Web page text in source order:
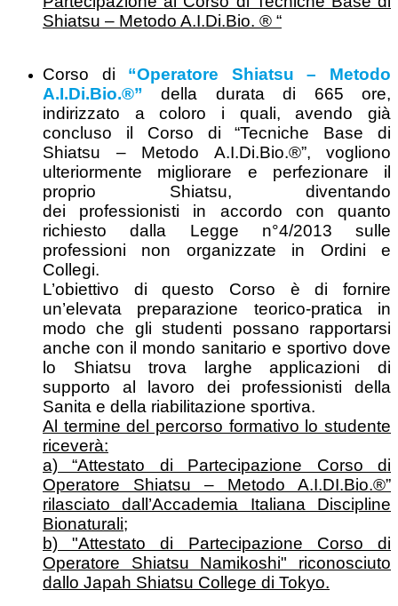
Shiatsu – Metodo A.I.Di.Bio. ® “
Corso di “Operatore Shiatsu – Metodo
A.I.Di.Bio.®” della durata di 665 ore,
indirizzato a coloro i quali, avendo già
concluso il Corso di “Tecniche Base di
Shiatsu – Metodo A.I.Di.Bio.®”, vogliono
ulteriormente migliorare e perfezionare il
proprio Shiatsu, diventando
dei professionisti in accordo con quanto
richiesto dalla Legge n°4/2013 sulle
professioni non organizzate in Ordini e
Collegi.
L’obiettivo di questo Corso è di fornire
un’elevata preparazione teorico-pratica in
modo che gli studenti possano rapportarsi
anche con il mondo sanitario e sportivo dove
lo Shiatsu trova larghe applicazioni di
supporto al lavoro dei professionisti della
Sanita e della riabilitazione sportiva.
Al termine del percorso formativo lo studente
riceverà:
a) “Attestato di Partecipazione Corso di
Operatore Shiatsu – Metodo A.I.DI.Bio.®”
rilasciato dall’Accademia Italiana Discipline
Bionaturali;
b) "Attestato di Partecipazione Corso di
Operatore Shiatsu Namikoshi" riconosciuto
dallo Japah Shiatsu College di Tokyo.